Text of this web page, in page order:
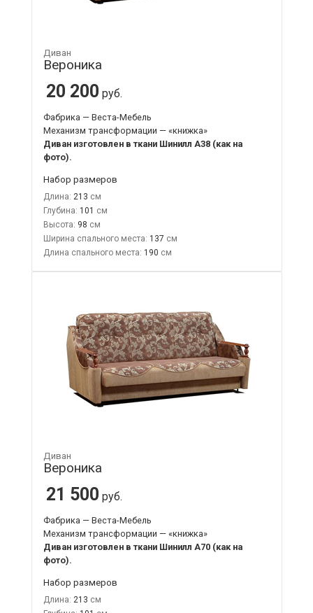
Диван
Вероника
20 200 руб.
Фабрика — Веста-Мебель
Механизм трансформации — «книжка»
Диван изготовлен в ткани Шинилл А38 (как на
фото).
Набор размеров
Длина: 213
Глубина: 101
Высота: 98
Ширина спального места: 137
Длина спального места: 190
Диван
Вероника
21 500 руб.
Фабрика — Веста-Мебель
Механизм трансформации — «книжка»
Диван изготовлен в ткани Шинилл А70 (как на
фото).
Набор размеров
Длина: 213